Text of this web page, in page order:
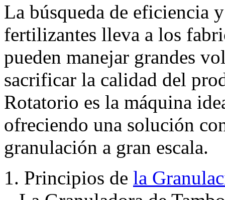
La búsqueda de eficiencia
fertilizantes lleva a los
pueden manejar grandes
sacrificar la calidad del
Rotatorio es la máquina
ofreciendo una solución
granulación a gran escala.
1. Principios de la